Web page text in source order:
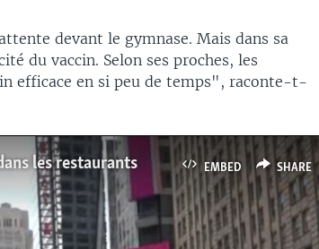
devant le gymnase. Mais dans sa
du vaccin. Selon ses proches, les
efficace en si peu de temps", raconte-t-
EMBED SHARE
les restaurants